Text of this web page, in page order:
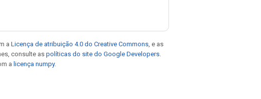
a Licença de atribuição 4.0 do Creative Commons , e as
consulte aspolíticas do site do Google Developers
a licença numpy.